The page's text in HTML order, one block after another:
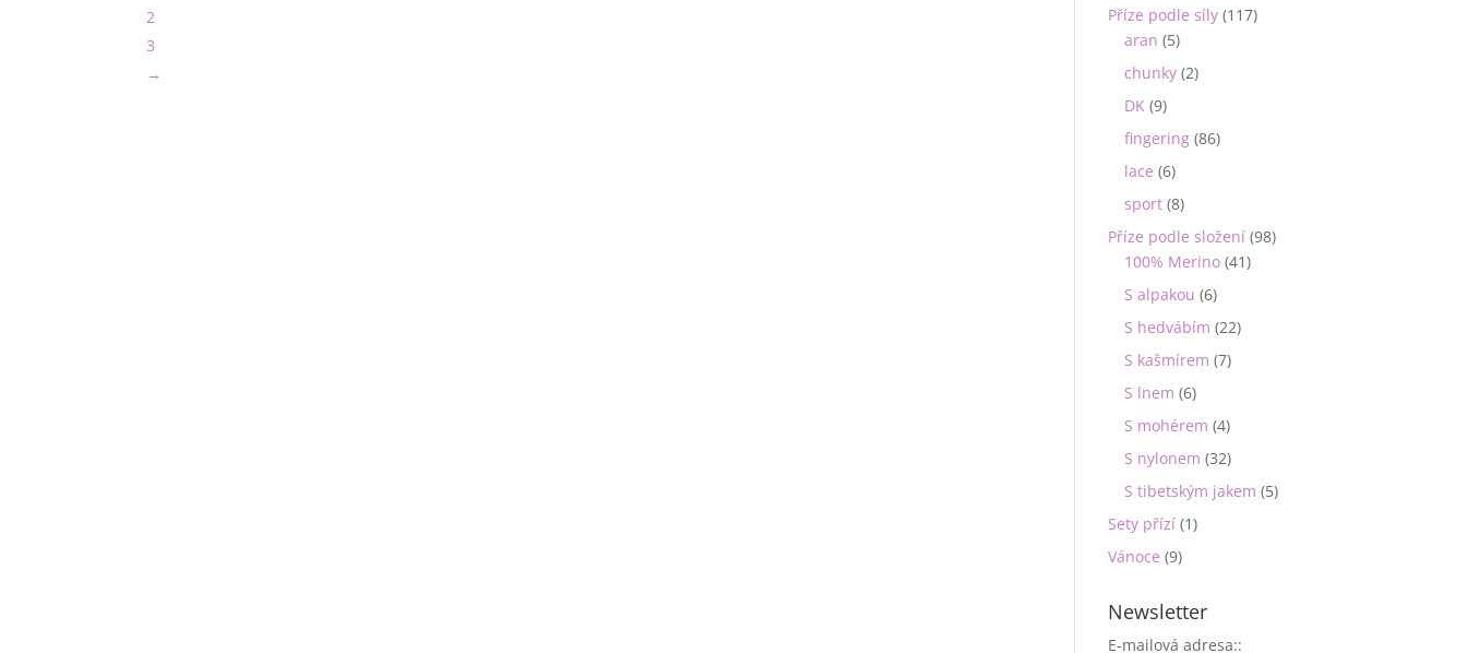
2
3
→
Příze podle síly (117)
aran (5)
chunky (2)
DK (9)
fingering (86)
lace (6)
sport (8)
Příze podle složení (98)
100% Merino (41)
S alpakou (6)
S hedvábím (22)
S kašmírem (7)
S lnem (6)
S mohérem (4)
S nylonem (32)
S tibetským jakem (5)
Sety přízí (1)
Vánoce (9)
Newsletter
E-mailová adresa::